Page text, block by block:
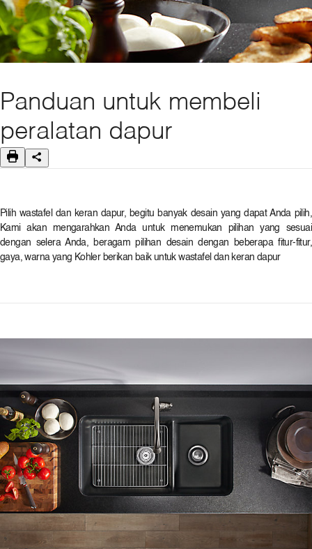
Ecuador
Paraguay
Peru
Uruguay
Eropa, Timur tengah dan Afrika
United Kingdom
Middle East
Africa
Asia Pacific
China
Hong Kong, China
India
Indonesia
Philippines
Taiwan (China)
Thailand
Vietnam
KOHLER CO. Merk untuk produk kamar mandi dan dapur
Ann Sacks
Englefield (Australia)
Englefield (New Zealand)
Englefield (Thailand)
Hytec
Jacob Delafon (France)
Panduan untuk membeli
peralatan dapur
Pilih wastafel dan keran dapur, begitu banyak desain yang dapat Anda pilih,
Kami akan mengarahkan Anda untuk menemukan pilihan yang sesuai
dengan selera Anda, beragam pilihan desain dengan beberapa fitur-fitur,
gaya, warna yang Kohler berikan baik untuk wastafel dan keran dapur